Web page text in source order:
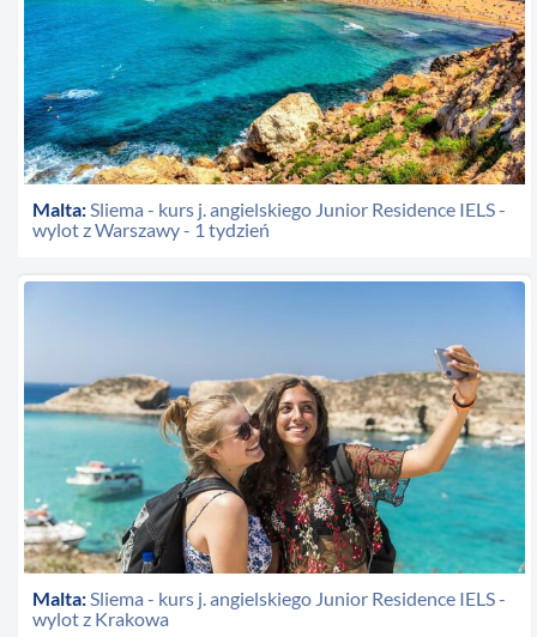
Malta:Sliema - kurs j. angielskiego Junior Residence IELS -
wylot z Warszawy - 1 tydzień
Malta: Sliema - kurs j. angielskiego Junior Residence IELS -
wylot z Krakowa